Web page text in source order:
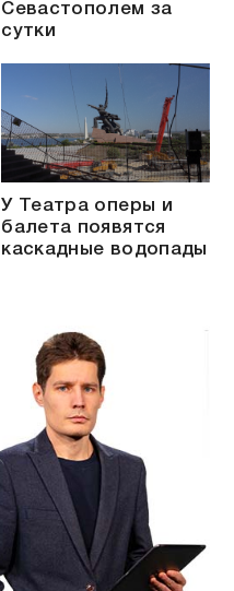
Севастополем за
сутки
У Театра оперы и
балета появятся
каскадные водопады